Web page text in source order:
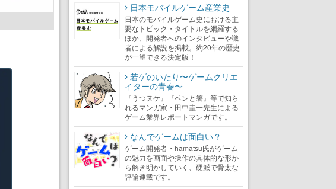
日本モバイルゲーム産業史
日本のモバイルゲーム史における主
要なトピック・タイトルを網羅する
ほか、開発者へのインタビューや識
者による解説を掲載。約20年の歴史
が一望できる決定版！
若ゲのいたり〜ゲームクリエ
イターの青春〜
『うつヌケ』『ペンと箸』等で知ら
れるマンガ家・田中圭一先生による
ゲーム業界レポートマンガです。
なんでゲームは面白い？
ゲーム開発者・hamatsu氏がゲーム
の魅力を画面や操作の具体的な形か
ら解き明かしていく、硬派で骨太な
評論連載です。